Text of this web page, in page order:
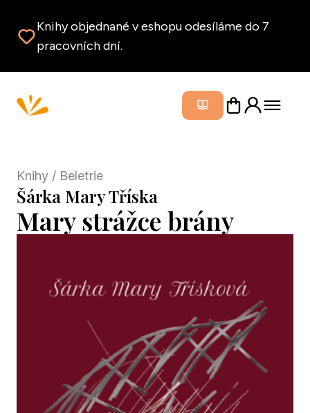
Knihy objednané v eshopu odesíláme do 7
pracovních dní.
Zavřít
Knihy / Beletrie
Šárka Mary Tříska
Mary strážce brány